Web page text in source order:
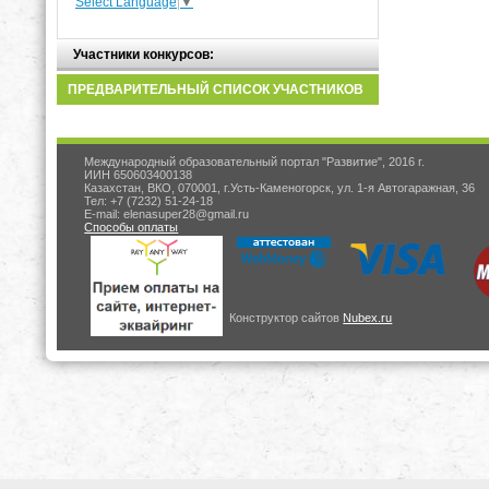
Участники конкурсов:
ПРЕДВАРИТЕЛЬНЫЙ СПИСОК УЧАСТНИКОВ
Международный образовательный портал "Развитие", 2016 г.
ИИН 650603400138
Казахстан, ВКО, 070001, г.Усть-Каменогорск, ул. 1-я Автогаражная, 36
Тел: +7 (7232) 51-24-18
E-mail: elenasuper28@gmail.ru
Способы оплаты
Конструктор сайтов Nubex.ru